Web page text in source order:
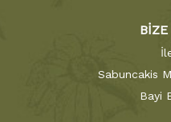
Sabuncakis
Bayi